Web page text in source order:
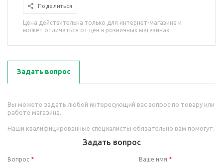
Поделиться
Цена действительна только для интернет-магазина и
может отличаться от цен в розничных магазинах
Задать вопрос
Вы можете задать любой интересующий вас вопрос по товару или
работе магазина.
Наши квалифицированные специалисты обязательно вам помогут.
Задать вопрос
Вопрос * Ваше имя *